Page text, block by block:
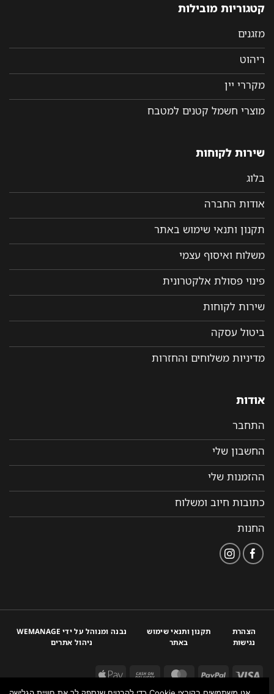
קטגוריות מובילות
מזגנים
ריהוט
מקררי יין
מוצרי חשמל קטנים למטבח
שירות לקוחות
בלוג
אודות החברה
תקנון ותנאי שימוש באתר
משלוח ואיסוף עצמי
פינוי פסולת אלקטרונית
שירות לקוחות
ביטול עסקה
מדיניות משלוחים והחזרות
אודות
התחבר
החשבון שלי
ההזמנות שלי
כתובות חיוב ומשלוח
החנות
הצהרת
נגישות
תקנון ותנאי שימוש
באתר
נבנה ומנוהל על ידי WEMANAGE
ניהול אתרים